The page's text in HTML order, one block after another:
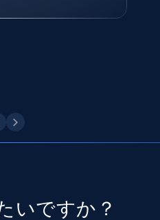
- Discover videos by
and more.
いですか？